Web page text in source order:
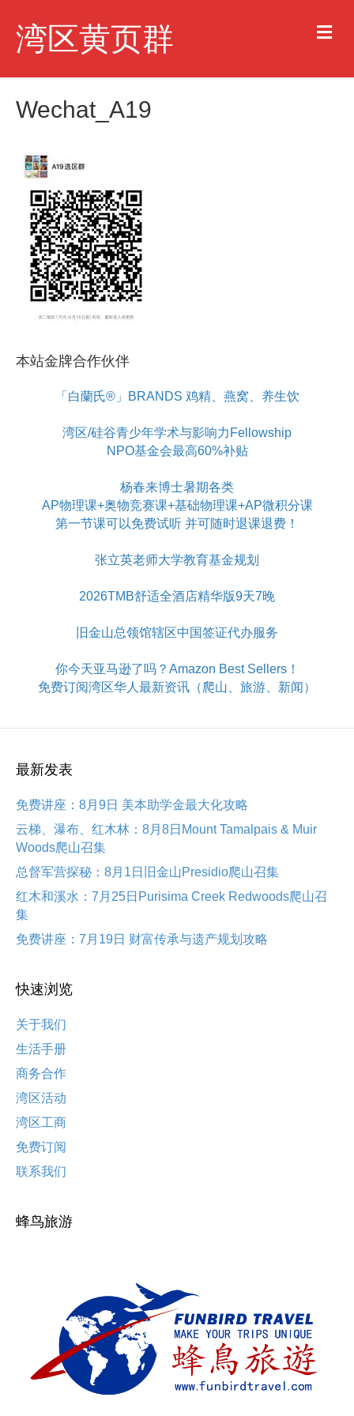
湾区黄页群 M
e
u
Wechat_A19
本站金牌合作伙伴
「白蘭氏®」BRANDS 鸡精、燕窝、养生饮
湾区/硅谷青少年学术与影响力Fellowship
NPO基金会最高60%补贴
杨春来博士暑期各类
AP物理课+奥物竞赛课+基础物理课+AP微积分课
第一节课可以免费试听 并可随时退课退费！
张立英老师大学教育基金规划
2026TMB舒适全酒店精华版9天7晚
旧金山总领馆辖区中国签证代办服务
你今天亚马逊了吗？Amazon Best Sellers！
免费订阅湾区华人最新资讯（爬山、旅游、新闻）
最新发表
免费讲座：8月9日 美本助学金最大化攻略
云梯、瀑布、红木林：8月8日Mount Tamalpais & Muir
Woods爬山召集
总督军营探秘：8月1日旧金山Presidio爬山召集
红木和溪水：7月25日Purisima Creek Redwoods爬山召
集
免费讲座：7月19日 财富传承与遗产规划攻略
快速浏览
关于我们
生活手册
商务合作
湾区活动
湾区工商
免费订阅
联系我们
蜂鸟旅游